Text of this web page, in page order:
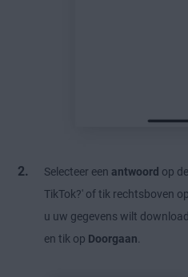
Selecteer een antwoord op
TikTok?' of tik rechtsboven op
u uw gegevens wilt
en tik op Doorgaan.